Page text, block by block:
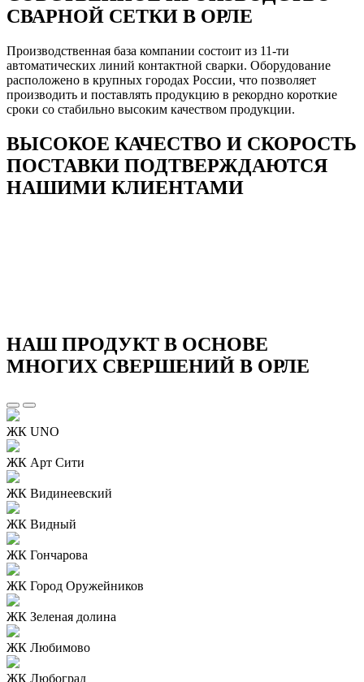
СВАРНОЙ СЕТКИ В ОРЛЕ
Производственная база компании состоит из 11-ти
автоматических линий контактной сварки. Оборудование
расположено в крупных городах России, что позволяет
производить и поставлять продукцию в рекордно короткие
сроки со стабильно высоким качеством продукции.
ВЫСОКОЕ КАЧЕСТВО И СКОРОСТЬ
ПОСТАВКИ ПОДТВЕРЖДАЮТСЯ
НАШИМИ КЛИЕНТАМИ
НАШ ПРОДУКТ В ОСНОВЕ
МНОГИХ СВЕРШЕНИЙ В ОРЛЕ
ЖК UNO
ЖК Арт Сити
ЖК Видинеевский
ЖК Видный
ЖК Гончарова
ЖК Город Оружейников
ЖК Зеленая долина
ЖК Любимово
ЖК Любоград